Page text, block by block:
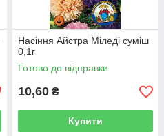
Насіння Айстра Міледі суміш
0,1г
Готово до відправки
10,60 ₴
Купити